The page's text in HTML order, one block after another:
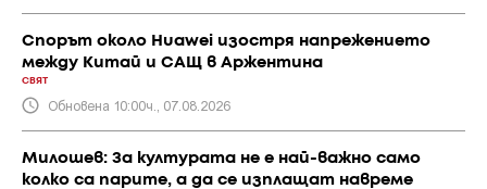
Спорът около Huawei изостря напрежението
между Китай и САЩ в Аржентина
СВЯТ
Обновена 10:00ч., 07.08.2026
Милошев: За културата не е най-важно само
колко са парите, а да се изплащат навреме